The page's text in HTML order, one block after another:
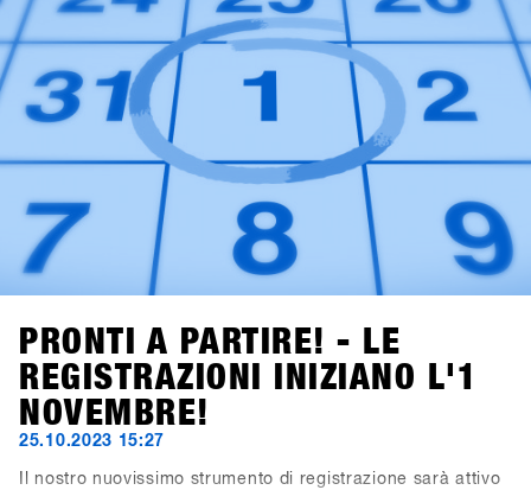
PRONTI A PARTIRE! - LE
REGISTRAZIONI INIZIANO L'1
NOVEMBRE!
25.10.2023 15:27
Il nostro nuovissimo strumento di registrazione sarà attivo